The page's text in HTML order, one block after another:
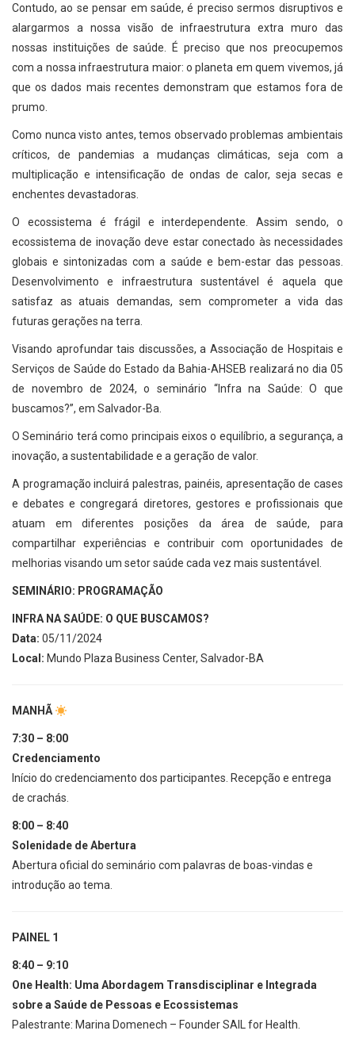
Contudo, ao se pensar em saúde, é preciso sermos disruptivos e
alargarmos a nossa visão de infraestrutura extra muro das
nossas instituições de saúde. É preciso que nos preocupemos
com a nossa infraestrutura maior: o planeta em quem vivemos, já
que os dados mais recentes demonstram que estamos fora de
prumo.
Como nunca visto antes, temos observado problemas ambientais
críticos, de pandemias a mudanças climáticas, seja com a
multiplicação e intensificação de ondas de calor, seja secas e
enchentes devastadoras.
O ecossistema é frágil e interdependente. Assim sendo, o
ecossistema de inovação deve estar conectado às necessidades
globais e sintonizadas com a saúde e bem-estar das pessoas.
Desenvolvimento e infraestrutura sustentável é aquela que
satisfaz as atuais demandas, sem comprometer a vida das
futuras gerações na terra.
Visando aprofundar tais discussões, a Associação de Hospitais e
Serviços de Saúde do Estado da Bahia-AHSEB realizará no dia 05
de novembro de 2024, o seminário “Infra na Saúde: O que
buscamos?”, em Salvador-Ba.
O Seminário terá como principais eixos o equilíbrio, a segurança, a
inovação, a sustentabilidade e a geração de valor.
A programação incluirá palestras, painéis, apresentação de cases
e debates e congregará diretores, gestores e profissionais que
atuam em diferentes posições da área de saúde, para
compartilhar experiências e contribuir com oportunidades de
melhorias visando um setor saúde cada vez mais sustentável.
SEMINÁRIO: PROGRAMAÇÃO
INFRA NA SAÚDE: O QUE BUSCAMOS?
Data: 05/11/2024
Local: Mundo Plaza Business Center, Salvador-BA
MANHÃ
7:30 – 8:00
Credenciamento
Início do credenciamento dos participantes. Recepção e entrega
de crachás.
8:00 – 8:40
Solenidade de Abertura
Abertura oficial do seminário com palavras de boas-vindas e
introdução ao tema.
PAINEL 1
8:40 – 9:10
One Health: Uma Abordagem Transdisciplinar e Integrada
sobre a Saúde de Pessoas e Ecossistemas
Palestrante: Marina Domenech – Founder SAIL for Health.